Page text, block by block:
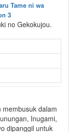
Tame ni wa
3
no Gekokujou.
membusuk dalam
Inugami,
dipanggil untuk